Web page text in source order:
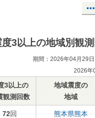
度3以上の地域別観
期間：2026年04月29
2026年
3以上の
観測回数
地域震度の
地域
72回 熊本県熊本